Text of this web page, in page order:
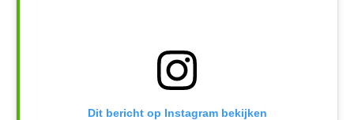
Dit bericht op Instagram bekijken